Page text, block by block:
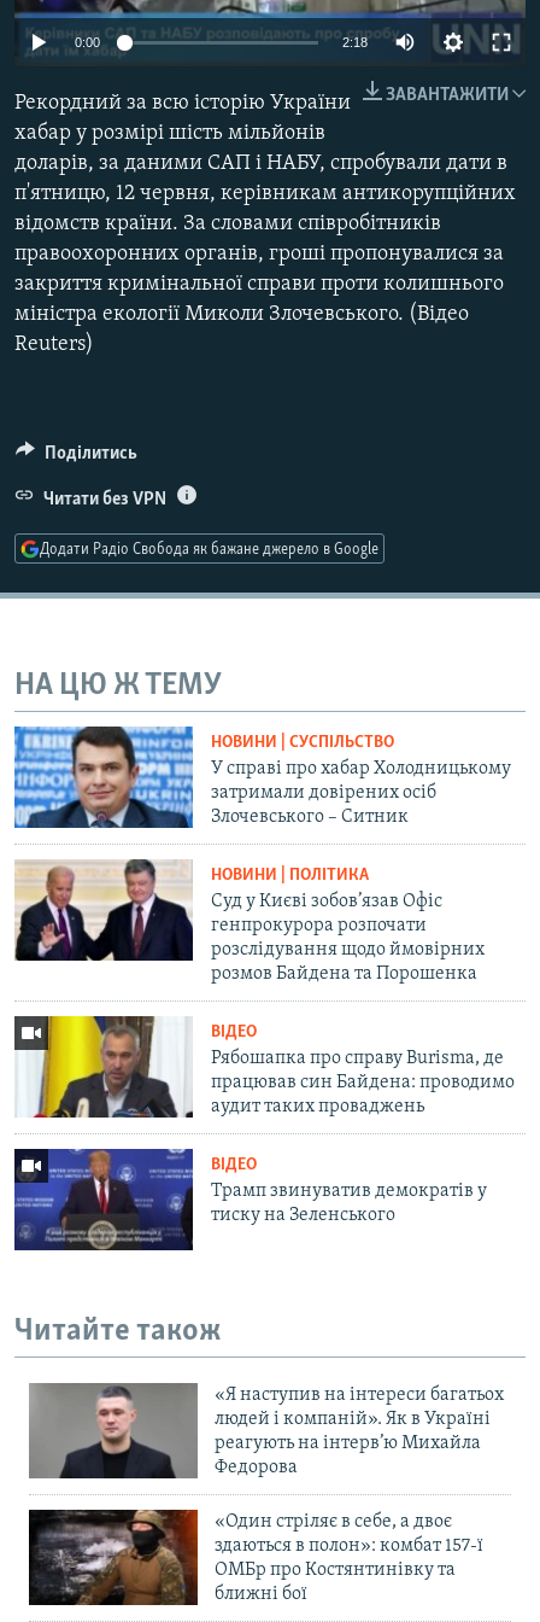
МУЛЬТИМЕДІА
ФОТО
СПЕЦПРОЄКТИ
ПОДКАСТИ
КРИМ РЕАЛІЇ
РУС
УКР
КТАТ
Усі сайти RFE/RL
Auto 360p
0:00 2:18
480p
1080p
ЗАВАНТАЖИТИ
Рекордний за всю історію України
хабар у розмірі шість мільйонів
доларів, за даними САП і НАБУ, спробували дати в
п'ятницю, 12 червня, керівникам антикорупційних
відомств країни. За словами співробітників
правоохоронних органів, гроші пропонувалися за
закриття кримінальної справи проти колишнього
міністра екології Миколи Злочевського. (Відео
Reuters)
Поділитись
Читати без VPN
Додати Радіо Свобода як бажане джерело в Google
НА ЦЮ Ж ТЕМУ
НОВИНИ | СУСПІЛЬСТВО
У справі про хабар Холодницькому
затримали довірених осіб
Злочевського – Ситник
НОВИНИ | ПОЛІТИКА
Суд у Києві зобов’язав Офіс
генпрокурора розпочати
розслідування щодо ймовірних
розмов Байдена та Порошенка
ВІДЕО
Рябошапка про справу Burisma, де
працював син Байдена: проводимо
аудит таких проваджень
ВІДЕО
Трамп звинуватив демократів у
тиску на Зеленського
Читайте також
«Я наступив на інтереси багатьох
людей і компаній». Як в Україні
реагують на інтерв’ю Михайла
Федорова
«Один стріляє в себе, а двоє
здаються в полон»: комбат 157-ї
ОМБр про Костянтинівку та
ближні бої